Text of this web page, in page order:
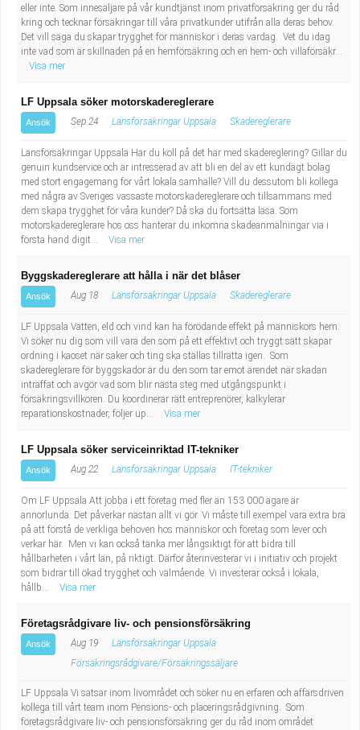
eller inte. Som innesäljare på vår kundtjänst inom privatförsäkring ger du råd
kring och tecknar försäkringar till våra privatkunder utifrån alla deras behov.
Det vill säga du skapar trygghet för människor i deras vardag. Vet du idag
inte vad som är skillnaden på en hemförsäkring och en hem- och villaförsäkr...
Visa mer
LF Uppsala söker motorskadereglerare
Ansök Sep 24 Länsförsäkringar Uppsala Skadereglerare
Länsförsäkringar Uppsala Har du koll på det här med skadereglering? Gillar du
genuin kundservice och är intresserad av att bli en del av ett kundägt bolag
med stort engagemang för vårt lokala samhälle? Vill du dessutom bli kollega
med några av Sveriges vassaste motorskadereglerare och tillsammans med
dem skapa trygghet för våra kunder? Då ska du fortsätta läsa. Som
motorskadereglerare hos oss hanterar du inkomna skadeanmälningar via i
första hand digit...
Visa mer
Byggskadereglerare att hålla i när det blåser
Ansök Aug 18 Länsförsäkringar Uppsala Skadereglerare
LF Uppsala Vatten, eld och vind kan ha förödande effekt på människors hem.
Vi söker nu dig som vill vara den som på ett effektivt och tryggt sätt skapar
ordning i kaoset när saker och ting ska ställas tillrätta igen. Som
skadereglerare för byggskador är du den som tar emot ärendet när skadan
inträffat och avgör vad som blir nästa steg med utgångspunkt i
försäkringsvillkoren. Du koordinerar rätt entreprenörer, kalkylerar
reparationskostnader, följer up...
Visa mer
LF Uppsala söker serviceinriktad IT-tekniker
Ansök Aug 22 Länsförsäkringar Uppsala IT-tekniker
Om LF Uppsala Att jobba i ett företag med fler än 153 000 ägare är
annorlunda. Det påverkar nästan allt vi gör. Vi måste till exempel vara extra bra
på att förstå de verkliga behoven hos människor och företag som lever och
verkar här. Men vi kan också tänka mer långsiktigt för att bidra till
hållbarheten i vårt län, på riktigt. Därför återinvesterar vi i initiativ och projekt
som bidrar till ökad trygghet och välmående. Vi investerar också i lokala,
hållb...
Visa mer
Företagsrådgivare liv- och pensionsförsäkring
Ansök Aug 19
Länsförsäkringar Uppsala
Försäkringsrådgivare/Försäkringssäljare
LF Uppsala Vi satsar inom livområdet och söker nu en erfaren och affärsdriven
kollega till vårt team inom Pensions- och placeringsrådgivning. Som
företagsrådgivare liv- och pensionsförsäkring ger du råd inom området